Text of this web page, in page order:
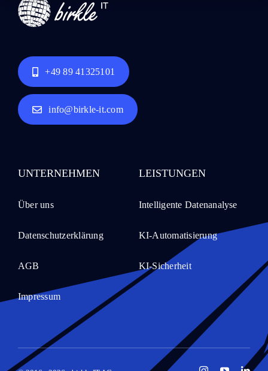
+49 89 41325101
info@birkle-it.com
UNTERNEHMEN
Über uns
Datenschutzerklärung
AGB
Impressum
LEISTUNGEN
Intelligente Datenanalyse
KI-Automatisierung
KI-Sicherheit